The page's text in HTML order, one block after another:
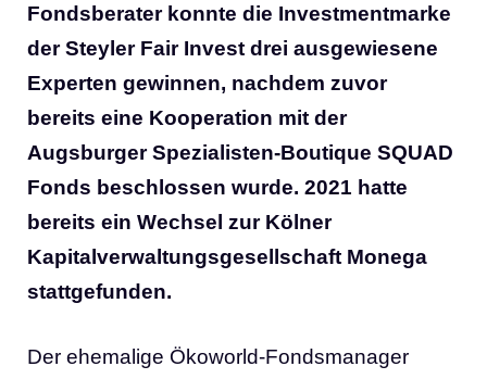
Fondsberater konnte die Investmentmarke
der Steyler Fair Invest drei ausgewiesene
Experten gewinnen, nachdem zuvor
bereits eine Kooperation mit der
Augsburger Spezialisten-Boutique SQUAD
Fonds beschlossen wurde. 2021 hatte
bereits ein Wechsel zur Kölner
Kapitalverwaltungsgesellschaft Monega
stattgefunden.
Der ehemalige Ökoworld-Fondsmanager